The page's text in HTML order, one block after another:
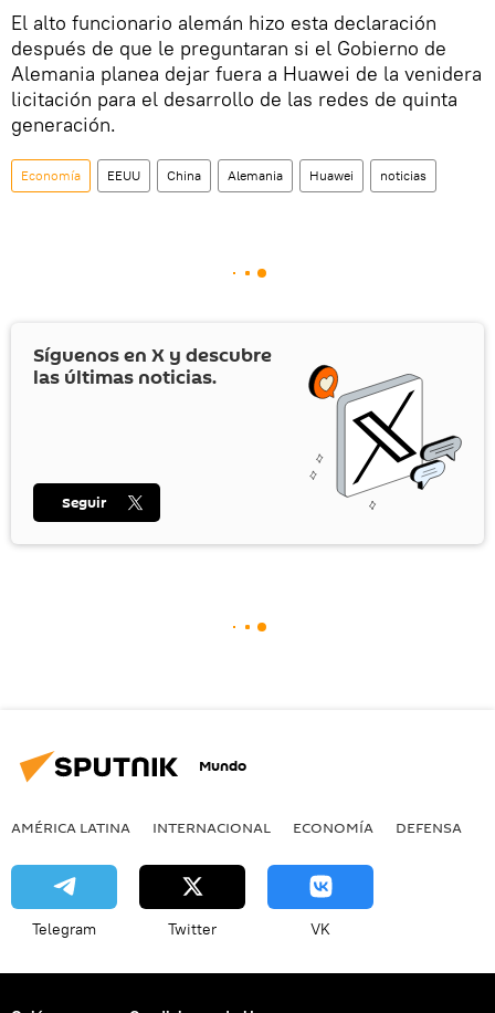
El alto funcionario alemán hizo esta declaración
después de que le preguntaran si el Gobierno de
Alemania planea dejar fuera a Huawei de la venidera
licitación para el desarrollo de las redes de quinta
generación.
Economía EEUU China Alemania Huawei noticias
Síguenos en X y descubre
las últimas noticias.
Seguir
Mundo
AMÉRICA LATINA INTERNACIONAL ECONOMÍA DEFENSA
Telegram Twitter VK